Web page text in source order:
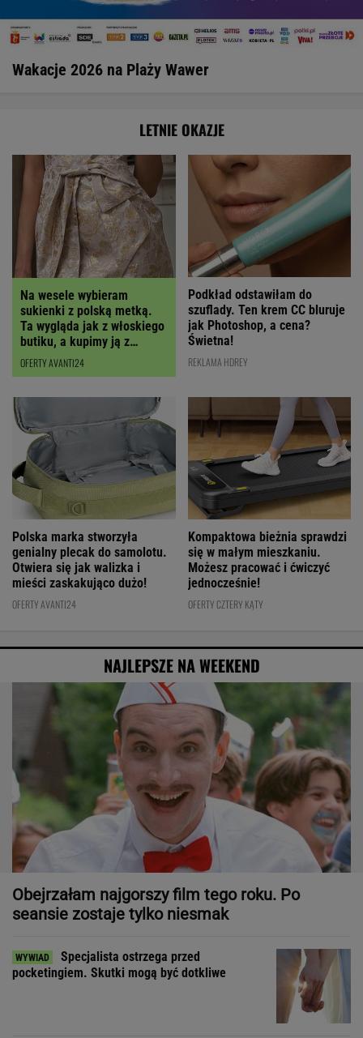
Wakacje 2026 na Plaży Wawer
LETNIE OKAZJE
Na wesele wybieram
sukienki z polską metką.
Ta wygląda jak z włoskiego
butiku, a kupimy ją z
RABATEM
OFERTY AVANTI24
Podkład odstawiłam do
szuflady. Ten krem CC bluruje
jak Photoshop, a cena?
Świetna!
REKLAMA HDREY
Polska marka stworzyła
genialny plecak do samolotu.
Otwiera się jak walizka i
mieści zaskakująco dużo!
OFERTY AVANTI24
Kompaktowa bieżnia sprawdzi
się w małym mieszkaniu.
Możesz pracować i ćwiczyć
jednocześnie!
OFERTY CZTERY KĄTY
NAJLEPSZE NA WEEKEND
Obejrzałam najgorszy film tego roku. Po
seansie zostaje tylko niesmak
Specjalista ostrzega przed
pocketingiem. Skutki mogą być dotkliwe